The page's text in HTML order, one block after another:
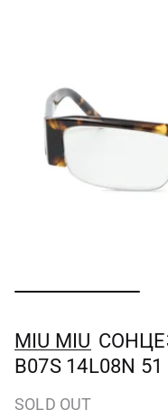
MIU MIU
B07S 14L08N 51
SOLD OUT